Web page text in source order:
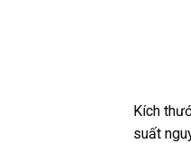
Kích
suất